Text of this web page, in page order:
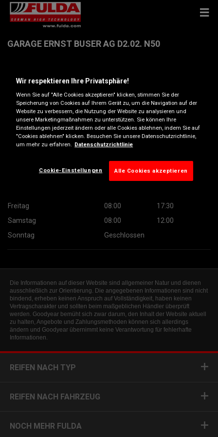
GARAGE ERNST BUSER AG D2.02. N50
ZUERCHERSTR. 16 , 4332 STEIN
Anfahrtsbeschreibung
Öffnungszeiten
Montag 08:00
08:00
17:30
Freitag
08:00
17:30
Samstag
08:00
12:00
Sonntag
Geschlossen
Die Informationen auf dieser Website sind allgemeiner Natur und dienen
ausschließlich zur Orientierung. Die angegebenen Informationen sind nicht
bindend, erheben keinen Anspruch auf Vollständigkeit, haben keinen
Vertragscharakter und sollten beim maßgeblichen Händler überprüft
werden. Goodyear bemüht sich zwar darum, den Inhalt der Website aktuell
zu halten, Angebote und Zahlungsmethoden können sich allerdings
ändern und Goodyear übernimmt keine Verantwortung für fehlerhafte
Informationen.
REIFEN NACH TYP
REIFEN NACH FAHRZEUG
NOCH MEHR FULDA
Wir respektieren Ihre Privatsphäre!
Wenn Sie auf "Alle Cookies akzeptieren" klicken, stimmen Sie der
Speicherung von Cookies auf Ihrem Gerät zu, um die Navigation auf der
Website zu verbessern, die Nutzung der Website zu analysieren und
unsere Marketingmaßnahmen zu unterstützen. Sie können Ihre
Einstellungen jederzeit ändern oder alle Cookies ablehnen, indem Sie auf
"Cookies ablehnen" klicken. Besuchen Sie unsere Datenschutzrichtlinie,
um mehr zu erfahren.
Datenschutzrichtlinie
Cookie-Einstellungen Alle Cookies akzeptieren